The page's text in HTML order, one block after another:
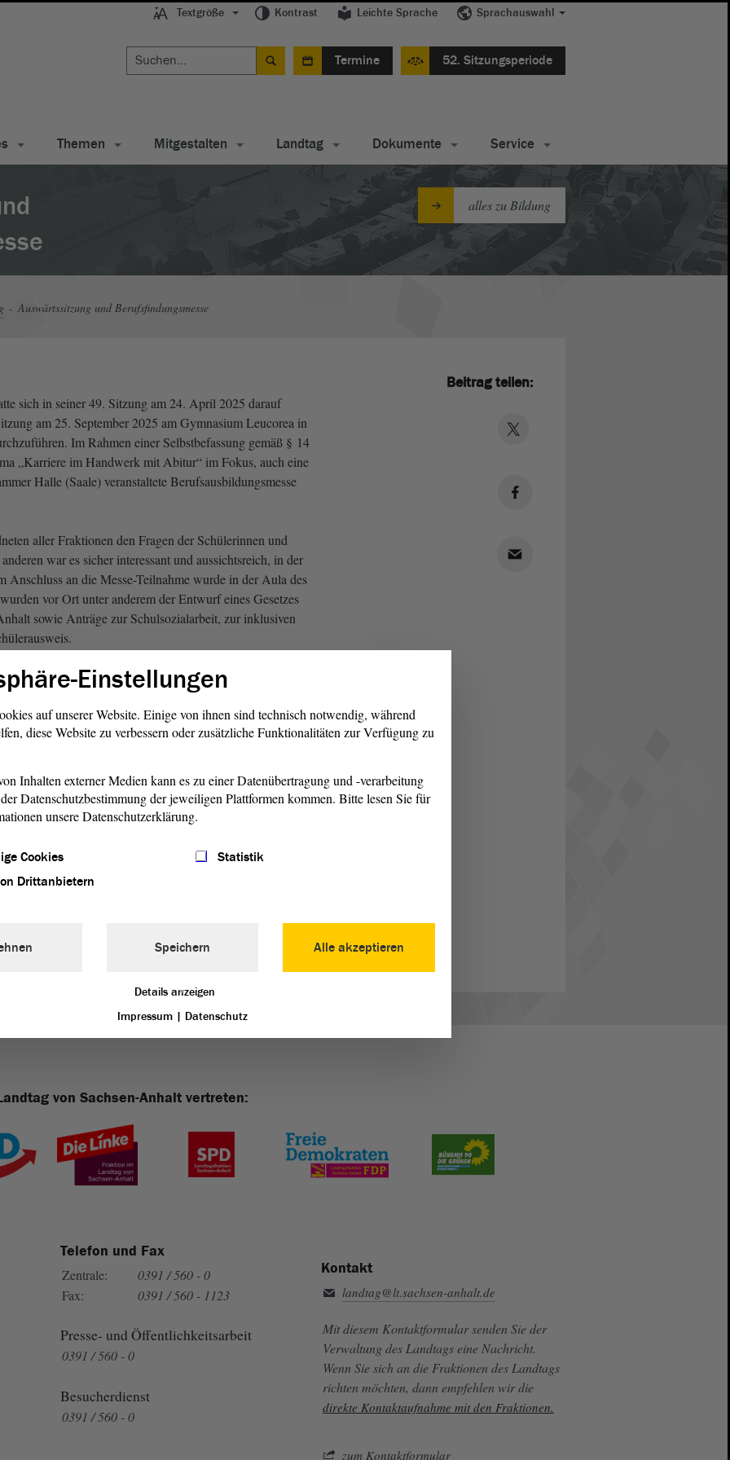
Textgröße Kontrast Leichte Sprache Sprachauswahl
Termine 52. Sitzungsperiode
Themen Mitgestalten Landtag Dokumente Service
alles zu Bildung
Auswärtssitzung und Berufsfindungsmesse
sich in seiner 49. Sitzung am 24. April 2025 darauf
am 25. September 2025 am Gymnasium Leucorea in
Im Rahmen einer Selbstbefassung gemäß § 14
„Karriere im Handwerk mit Abitur“ im Fokus, auch eine
Halle (Saale) veranstaltete Berufsausbildungsmesse
aller Fraktionen den Fragen der Schülerinnen und
war es sicher interessant und aussichtsreich, in der
Anschluss an die Messe-Teilnahme wurde in der Aula des
vor Ort unter anderem der Entwurf eines Gesetzes
sowie Anträge zur Schulsozialarbeit, zur inklusiven
Inhalt laden, können Daten an Drittanbieter
und Cookies durch diese Plattformen
Unsere
Datenschutzerklärungenthält
weitere Information dazu.
Beitrag teilen:
von Sachsen-Anhalt vertreten:
Telefon und Fax
Zentrale:
0391 / 560 - 0
Fax:
0391 / 560 - 1123
Presse- und Öffentlichkeitsarbeit
0391 / 560 - 0
Besucherdienst
0391 / 560 - 0
Kontakt
landtag@lt.sachsen-anhalt.de
Mit diesem Kontaktformular senden Sie der
Verwaltung des Landtags eine Nachricht.
Wenn Sie sich an die Fraktionen des Landtags
richten möchten, dann empfehlen wir die
direkte Kontaktaufnahme mit den Fraktionen.
zum Kontaktformular
Einstellungen
auf unserer Website. Einige von ihnen sind technisch notwendig, während
diese Website zu verbessern oder zusätzliche Funktionalitäten zur Verfügung zu
Inhalten externer Medien kann es zu einer Datenübertragung und -verarbeitung
Datenschutzbestimmung der jeweiligen Plattformen kommen. Bitte lesen Sie für
unsere Datenschutzerklärung.
Cookies
Statistik
Drittanbietern
Alle akzeptieren
Speichern
Details anzeigen
Impressum | Datenschutz